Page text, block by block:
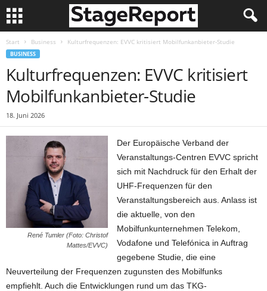
Start Business Kulturfrequenzen: EVVC kritisiert Mobilfunkanbieter-Studie
BUSINESS
Kulturfrequenzen: EVVC kritisiert
Mobilfunkanbieter-Studie
18. Juni 2026
René Tumler (Foto: Christof
Mattes/EVVC)
Der Europäische Verband der
Veranstaltungs-Centren EVVC spricht
sich mit Nachdruck für den Erhalt der
UHF-Frequenzen für den
Veranstaltungsbereich aus. Anlass ist
die aktuelle, von den
Mobilfunkunternehmen Telekom,
Vodafone und Telefónica in Auftrag
gegebene Studie, die eine
Neuverteilung der Frequenzen zugunsten des Mobilfunks
empfiehlt. Auch die Entwicklungen rund um das TKG-